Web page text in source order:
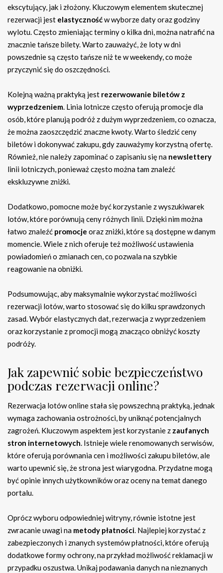
ekscytujący, jak i złożony. Kluczowym elementem skutecznej
rezerwacji jest elastycznośćw wyborze daty oraz godziny
wylotu. Często zmieniając terminy o kilka dni, można natrafić na
znacznie tańsze bilety. Warto zauważyć, że loty w dni
powszednie są często tańsze niż te w weekendy, co może
przyczynić się do oszczędności.
Kolejną ważną praktyką jest rezerwowanie biletów z
wyprzedzeniem. Linia lotnicze często oferują promocje dla
osób, które planują podróż z dużym wyprzedzeniem, co oznacza,
że można zaoszczędzić znaczne kwoty. Warto śledzić ceny
biletów i dokonywać zakupu, gdy zauważymy korzystną ofertę.
Również, nie należy zapominać o zapisaniu się na newslettery
linii lotniczych, ponieważ często można tam znaleźć
ekskluzywne zniżki.
Dodatkowo, pomocne może być korzystanie z wyszukiwarek
lotów, które porównują ceny różnych linii. Dzięki nim można
łatwo znaleźć promocje oraz zniżki, które są dostępne w danym
momencie. Wiele z nich oferuje też możliwość ustawienia
powiadomień o zmianach cen, co pozwala na szybkie
reagowanie na obniżki.
Podsumowując, aby maksymalnie wykorzystać możliwości
rezerwacji lotów, warto stosować się do kilku sprawdzonych
zasad. Wybór elastycznych dat, rezerwacja z wyprzedzeniem
oraz korzystanie z promocji mogą znacząco obniżyć koszty
podróży.
Jak zapewnić sobie bezpieczeństwo
podczas rezerwacji online?
Rezerwacja lotów online stała się powszechną praktyką, jednak
wymaga zachowania ostrożności, by uniknąć potencjalnych
zagrożeń. Kluczowym aspektem jest korzystanie z zaufanych
stron internetowych. Istnieje wiele renomowanych serwisów,
które oferują porównania cen i możliwości zakupu biletów, ale
warto upewnić się, że strona jest wiarygodna. Przydatne mogą
być opinie innych użytkowników oraz oceny na temat danego
portalu.
Oprócz wyboru odpowiedniej witryny, równie istotne jest
zwracanie uwagi na metody płatności. Najlepiej korzystać z
zabezpieczonych i znanych systemów płatności, które oferują
dodatkowe formy ochrony, na przykład możliwość reklamacji w
przypadku oszustwa. Unikaj podawania danych na nieznanych